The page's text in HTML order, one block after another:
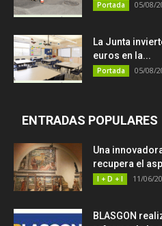
Portada 05/08/
La Junta
euros en la...
Portada 05/08/
ENTRADAS POPULARES
Una
recupera el
I + D + I 11/06/
BLASGON